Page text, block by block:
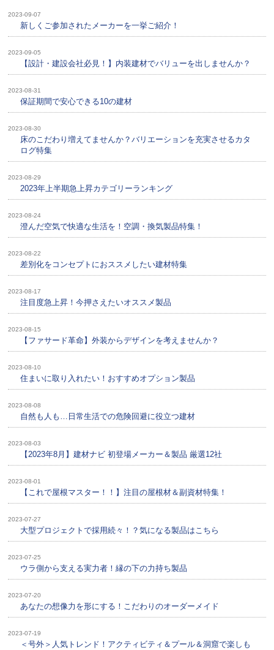
2023-09-07
新しくご参加されたメーカーを一挙ご紹介！
2023-09-05
【設計・建設会社必見！】内装建材でバリューを出しませんか？
2023-08-31
保証期間で安心できる10の建材
2023-08-30
床のこだわり増えてませんか？バリエーションを充実させるカタ
ログ特集
2023-08-29
2023年上半期急上昇カテゴリーランキング
2023-08-24
澄んだ空気で快適な生活を！空調・換気製品特集！
2023-08-22
差別化をコンセプトにおススメしたい建材特集
2023-08-17
注目度急上昇！今押さえたいオススメ製品
2023-08-15
【ファサード革命】外装からデザインを考えませんか？
2023-08-10
住まいに取り入れたい！おすすめオプション製品
2023-08-08
自然も人も…日常生活での危険回避に役立つ建材
2023-08-03
【2023年8月】建材ナビ 初登場メーカー＆製品 厳選12社
2023-08-01
【これで屋根マスター！！】注目の屋根材＆副資材特集！
2023-07-27
大型プロジェクトで採用続々！？気になる製品はこちら
2023-07-25
ウラ側から支える実力者！縁の下の力持ち製品
2023-07-20
あなたの想像力を形にする！こだわりのオーダーメイド
2023-07-19
＜号外＞人気トレンド！アクティビティ＆プール＆洞窟で楽しも